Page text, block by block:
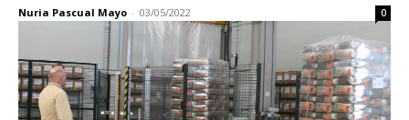
Nuria Pascual Mayo - 03/05/2022 0